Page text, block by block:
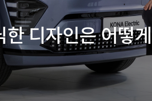
디자인은 어떻